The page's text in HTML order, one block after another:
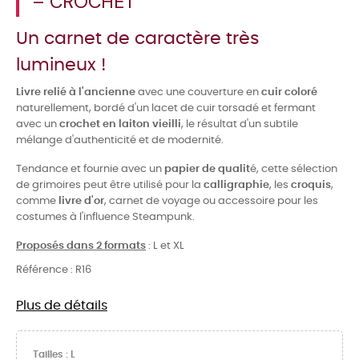
Un carnet de caractère très
lumineux !
Livre relié à l'ancienne avec une couverture en cuir coloré
naturellement, bordé d'un lacet de cuir torsadé et fermant
avec un crochet en laiton vieilli, le résultat d'un subtile
mélange d'authenticité et de modernité.
Tendance et fournie avec un papier de qualité, cette sélection
de grimoires peut être utilisé pour la calligraphie, les croquis,
comme
livre d'or, carnet de voyage ou accessoire pour les
costumes à l'influence Steampunk.
Proposés dans 2 formats : L et XL
Référence : R16
Plus de détails
Tailles : L